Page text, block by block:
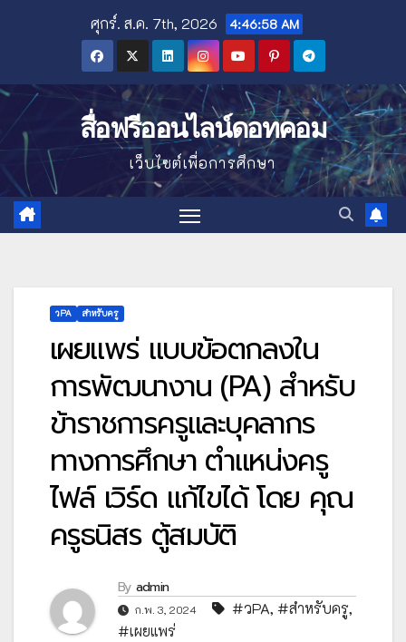
ศุกร์. ส.ค. 7th, 2026 4:47:00 AM
สื่อฟรีออนไลน์ดอทคอม
เว็บไซต์เพื่อการศึกษา
วPA สำหรับครู
เผยแพร่ แบบข้อตกลงใน
การพัฒนางาน (PA) สำหรับ
ข้าราชการครูและบุคลากร
ทางการศึกษา ตำแหน่งครู
ไฟล์ เวิร์ด แก้ไขได้ โดย คุณ
ครูธนิสร ตู้สมบัติ
By admin
ก.พ. 3, 2024 #วPA, #สำหรับครู,
#เผยแพร่